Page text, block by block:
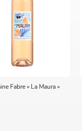
Fabre « La Maura »